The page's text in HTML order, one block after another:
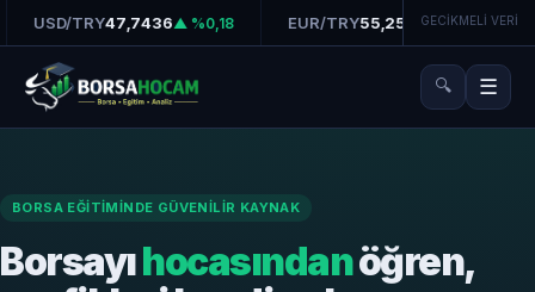
USD/TRY47,7436▲ %0,18 EUR/TRY55,2510▲ %0,32
GECİKMELİ VERİ
🔍 ☰
BORSA EĞITIMINDE GÜVENILIR KAYNAK
Borsayıhocasındanöğren,